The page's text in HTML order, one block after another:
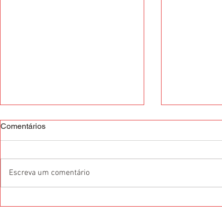
Comentários
Escreva um comentário